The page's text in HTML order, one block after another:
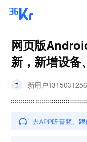
网页版
新，新增设备
新用户1315031256